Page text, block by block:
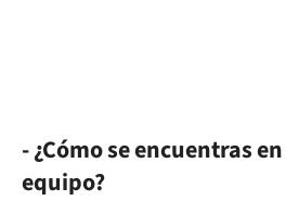
- ¿Cómo se encuentras
equipo?